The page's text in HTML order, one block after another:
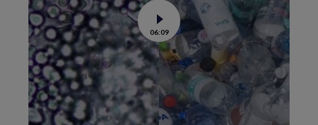
Voir
la
vidéo
de
Des
plastiques
du
vivant
06:09